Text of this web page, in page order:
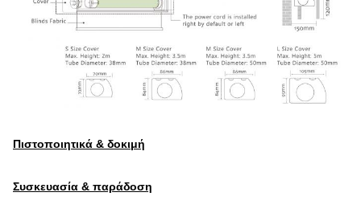
Πιστοποιητικά & δοκιμή
Συσκευασία & παράδοση